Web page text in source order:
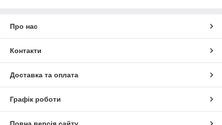
Про нас
Контакти
Доставка та оплата
Графік роботи
Повна версія сайту